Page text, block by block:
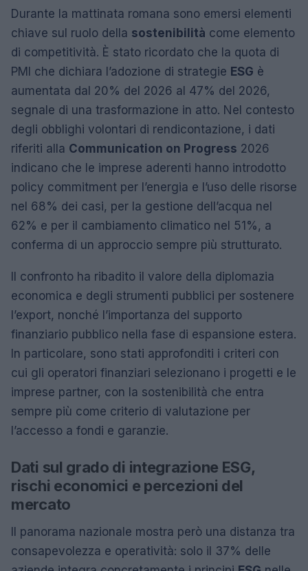
Durante la mattinata romana sono emersi elementi
chiave sul ruolo della sostenibilità come elemento
di competitività. È stato ricordato che la quota di
PMI che dichiara l’adozione di strategie ESG è
aumentata dal 20% del 2026 al 47% del 2026,
segnale di una trasformazione in atto. Nel contesto
degli obblighi volontari di rendicontazione, i dati
riferiti alla Communication on Progress 2026
indicano che le imprese aderenti hanno introdotto
policy commitment per l’energia e l’uso delle risorse
nel 68% dei casi, per la gestione dell’acqua nel
62% e per il cambiamento climatico nel 51%, a
conferma di un approccio sempre più strutturato.
Il confronto ha ribadito il valore della diplomazia
economica e degli strumenti pubblici per sostenere
l’export, nonché l’importanza del supporto
finanziario pubblico nella fase di espansione estera.
In particolare, sono stati approfonditi i criteri con
cui gli operatori finanziari selezionano i progetti e le
imprese partner, con la sostenibilità che entra
sempre più come criterio di valutazione per
l’accesso a fondi e garanzie.
Dati sul grado di integrazione ESG,
rischi economici e percezioni del
mercato
Il panorama nazionale mostra però una distanza tra
consapevolezza e operatività: solo il 37% delle